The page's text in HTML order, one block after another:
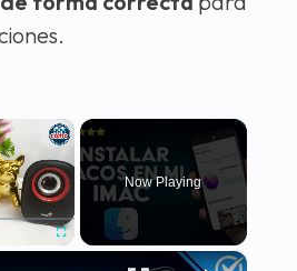
×
Now Playing
×